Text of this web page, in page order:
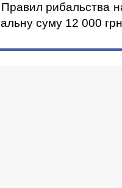
Правил рибальства
суму 12 000